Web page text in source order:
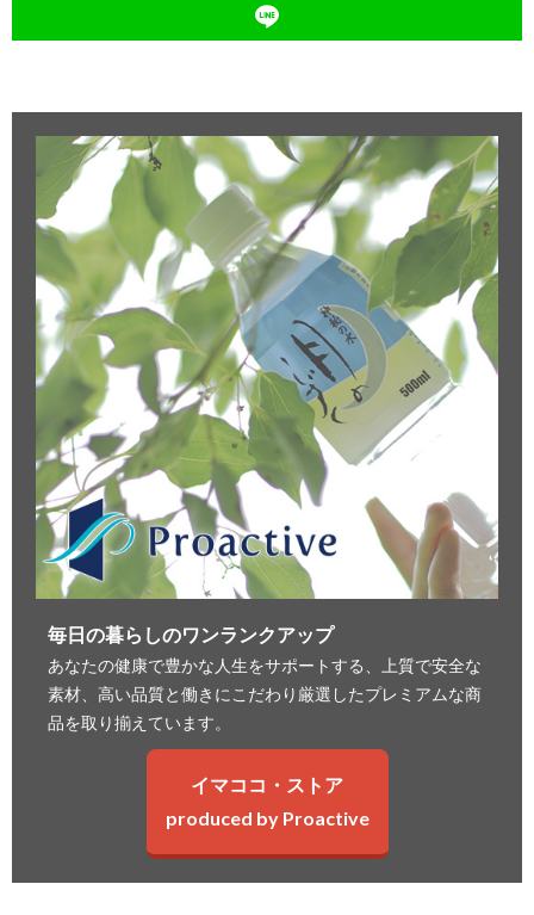
毎日の暮らしのワンランクアップ
あなたの健康で豊かな人生をサポートする、上質で安全な
素材、高い品質と働きにこだわり厳選したプレミアムな商
品を取り揃えています。
イマココ・ストア
produced by Proactive